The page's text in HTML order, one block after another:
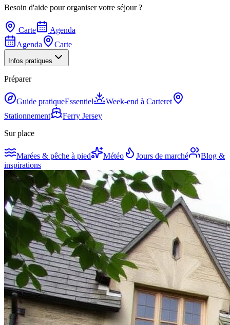
Besoin d'aide pour organiser votre séjour ?
Carte
Agenda
Agenda
Carte
Infos pratiques
Préparer
Guide pratiqueEssentiel
Week-end à Carteret
Stationnement
Ferry Jersey
Sur place
Marées & pêche à pied Météo Jours de marché
Blog &
inspirations